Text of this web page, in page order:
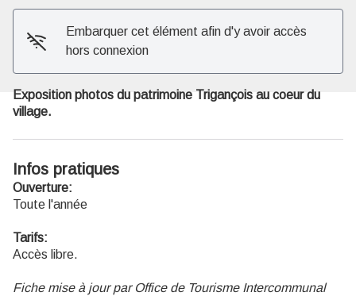
Embarquer cet élément afin d'y avoir accès
hors connexion
Exposition photos du patrimoine Trigançois au coeur du
village.
Infos pratiques
Ouverture:
Toute l'année
Tarifs:
Accès libre.
Fiche mise à jour par Office de Tourisme Intercommunal